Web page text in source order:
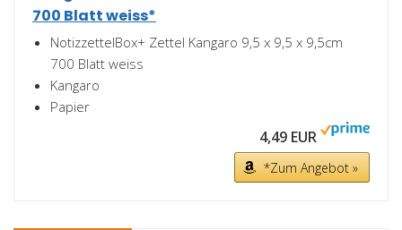
700 Blatt weiss*
NotizzettelBox+ Zettel Kangaro 9,5 x 9,5 x 9,5cm
700 Blatt weiss
Kangaro
Papier
4,49 EUR
*Zum Angebot »